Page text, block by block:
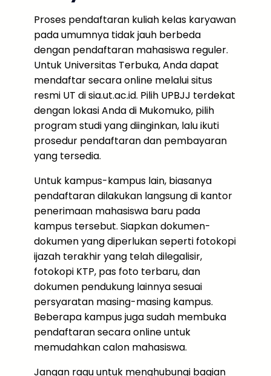
Proses pendaftaran kuliah kelas karyawan
pada umumnya tidak jauh berbeda
dengan pendaftaran mahasiswa reguler.
Untuk Universitas Terbuka, Anda dapat
mendaftar secara online melalui situs
resmi UT di sia.ut.ac.id. Pilih UPBJJ terdekat
dengan lokasi Anda di Mukomuko, pilih
program studi yang diinginkan, lalu ikuti
prosedur pendaftaran dan pembayaran
yang tersedia.
Untuk kampus-kampus lain, biasanya
pendaftaran dilakukan langsung di kantor
penerimaan mahasiswa baru pada
kampus tersebut. Siapkan dokumen-
dokumen yang diperlukan seperti fotokopi
ijazah terakhir yang telah dilegalisir,
fotokopi KTP, pas foto terbaru, dan
dokumen pendukung lainnya sesuai
persyaratan masing-masing kampus.
Beberapa kampus juga sudah membuka
pendaftaran secara online untuk
memudahkan calon mahasiswa.
Jangan ragu untuk menghubungi bagian